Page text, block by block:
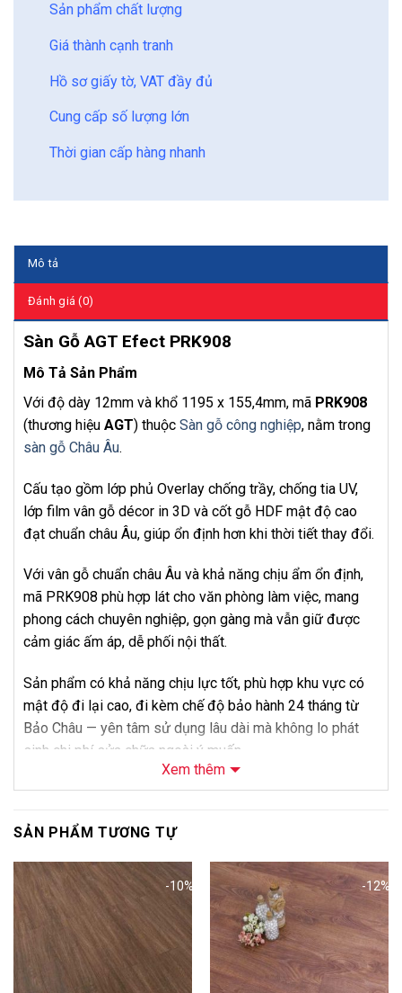
Sản phẩm chất lượng
Giá thành cạnh tranh
Hồ sơ giấy tờ, VAT đầy đủ
Cung cấp số lượng lớn
Thời gian cấp hàng nhanh
Mô tả
Đánh giá (0)
Sàn Gỗ AGT Efect PRK908
Mô Tả Sản Phẩm
Với độ dày 12mm và khổ 1195 x 155,4mm, mã PRK908
(thương hiệu AGT) thuộc Sàn gỗ công nghiệp, nằm trong
sàn gỗ Châu Âu.
Cấu tạo gồm lớp phủ Overlay chống trầy, chống tia UV,
lớp film vân gỗ décor in 3D và cốt gỗ HDF mật độ cao
đạt chuẩn châu Âu, giúp ổn định hơn khi thời tiết thay đổi.
Với vân gỗ chuẩn châu Âu và khả năng chịu ẩm ổn định,
mã PRK908 phù hợp lát cho văn phòng làm việc, mang
phong cách chuyên nghiệp, gọn gàng mà vẫn giữ được
cảm giác ấm áp, dễ phối nội thất.
Sản phẩm có khả năng chịu lực tốt, phù hợp khu vực có
mật độ đi lại cao, đi kèm chế độ bảo hành 24 tháng từ
Bảo Châu — yên tâm sử dụng lâu dài mà không lo phát
sinh chi phí sửa chữa ngoài ý muốn.
Về giá bán, điểm bán hàng của dòng AGT Efect là độ dày
phù hợp không gian cần đẳng cấp và độ bền vượt trội.
Liên hệ Bảo Châu để được tư vấn và báo giá thi công trọn
gói cho mã PRK908.
Thông Số Kỹ Thuật
Thông số Chi tiết
Tên sản phẩm Sàn Gỗ AGT Efect PRK908
Xem thêm
SẢN PHẨM TƯƠNG TỰ
-10% -12%